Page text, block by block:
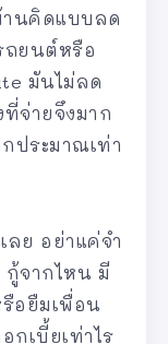
านคิดแบบลด
ถยนต์หรือ
มันไม่ลด
จ่ายจึงมาก
ประมาณเท่า
ย อย่าแค่จำ
กู้จากไหน มี
อยืมเพื่อน
เบี้ยเท่าไร